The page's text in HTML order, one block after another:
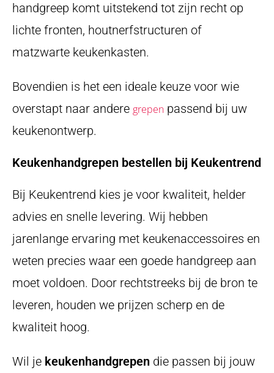
handgreep komt uitstekend tot zijn recht op
lichte fronten, houtnerfstructuren of
matzwarte keukenkasten.
Bovendien is het een ideale keuze voor wie
overstapt naar andere grepen passend bij uw
keukenontwerp.
Keukenhandgrepen bestellen bij Keukentrend
Bij Keukentrend kies je voor kwaliteit, helder
advies en snelle levering. Wij hebben
jarenlange ervaring met keukenaccessoires en
weten precies waar een goede handgreep aan
moet voldoen. Door rechtstreeks bij de bron te
leveren, houden we prijzen scherp en de
kwaliteit hoog.
Wil je keukenhandgrepen die passen bij jouw